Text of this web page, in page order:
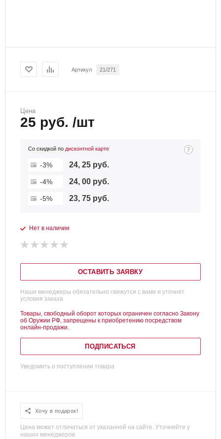
Артикул 21/271
Цена
25 руб. /шт
Со скидкой по дисконтной карте
-3% 24, 25 руб.
-4% 24, 00 руб.
-5% 23, 75 руб.
Нет в наличии
ОСТАВИТЬ ЗАЯВКУ
Наши менеджеры обязательно свяжутся с вами и уточнят
условия заказа
Товары, свободный оборот которых ограничен согласно Закону
об Оружии РФ, запрещены к приобретению посредством
онлайн-продажи.
ПОДПИСАТЬСЯ
Уведомить о поступлении товара
Хочу в подарок!
Цена может отличаться от указанной на сайте. Уточняйте у
наших менеджеров